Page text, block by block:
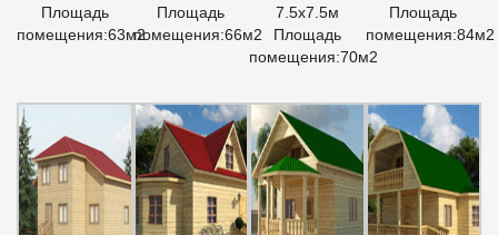
Площадь
помещения:63м2
Площадь
помещения:66м2
7.5х7.5м
Площадь
помещения:70м2
Площадь
помещения:84м2